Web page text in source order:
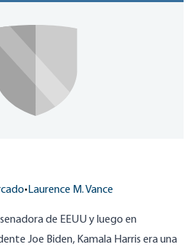
•Laurence M. Vance
de EEUU y luego en
Joe Biden, Kamala Harris era una